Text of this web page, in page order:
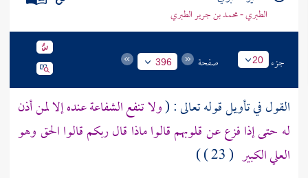
الطبري - محمد بن جرير الطبري
جزء 20 صفحة 396
القول في تأويل قوله تعالى : (ولا تنفع الشفاعة عنده إلا لمن أذن
له حتى إذا فزع عن قلوبهم قالوا ماذا قال ربكم قالوا الحق وهو
العلي الكبير ( 23 ) )